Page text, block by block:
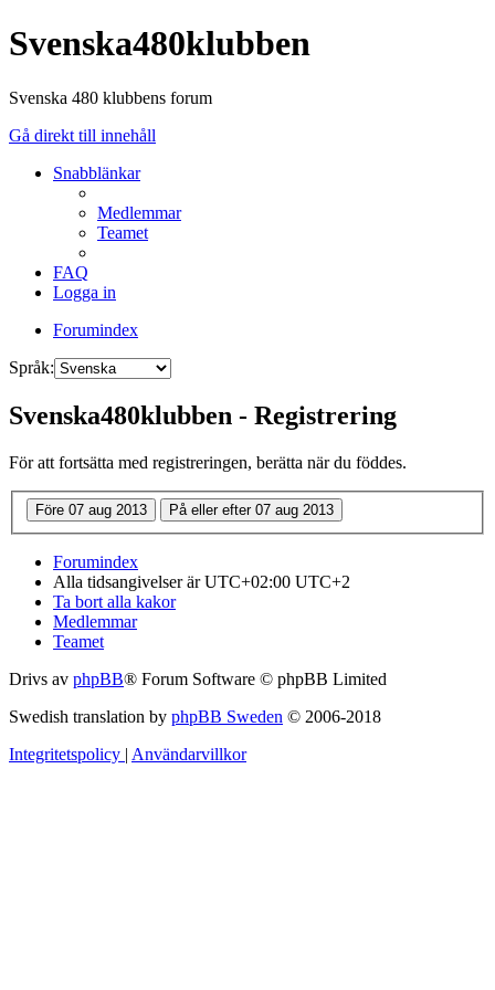
Svenska480klubben
Svenska 480 klubbens forum
Gå direkt till innehåll
Snabblänkar
Medlemmar
Teamet
FAQ
Logga in
Forumindex
Språk:
Svenska480klubben - Registrering
För att fortsätta med registreringen, berätta när du föddes.
Forumindex
Alla tidsangivelser är UTC+02:00 UTC+2
Ta bort alla kakor
Medlemmar
Teamet
Drivs av phpBB® Forum Software © phpBB Limited
Swedish translation by phpBB Sweden © 2006-2018
Integritetspolicy | Användarvillkor